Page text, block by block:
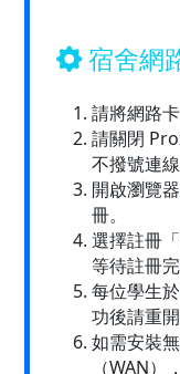
宿舍網
請將網路
請關閉
不撥號連線
開啟瀏覽
冊。
選擇註冊
等待註冊完
每位學生
功後請重開
如需安裝
（WAN）